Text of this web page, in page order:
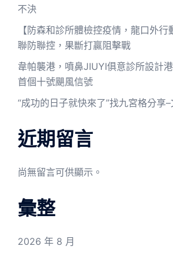
不決
【防森和診所體檢控疫情，龍口外
聯防聯控，果斷打贏阻擊戰
韋帕襲港，噴鼻JIUYI俱意診所設計
首個十號颶風信號
“成功的日子就快來了”找九宮格分享
近期留言
尚無留言可供顯示。
彙整
2026 年 8 月